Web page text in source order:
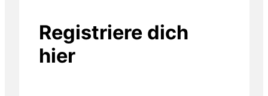
Registriere dich
hier